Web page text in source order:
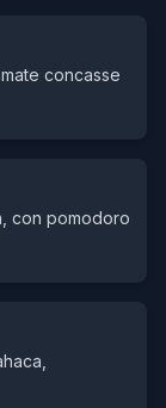
concasse
con pomodoro